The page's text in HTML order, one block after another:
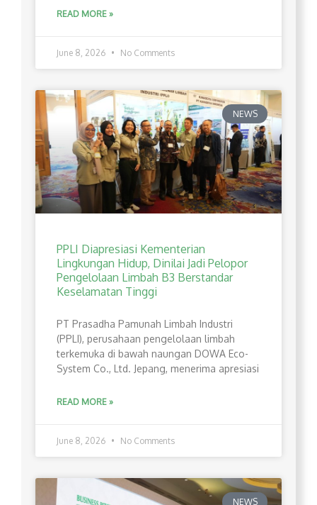
READ MORE »
June 8, 2026 No Comments
NEWS
PPLI Diapresiasi Kementerian
Lingkungan Hidup, Dinilai Jadi Pelopor
Pengelolaan Limbah B3 Berstandar
Keselamatan Tinggi
PT Prasadha Pamunah Limbah Industri
(PPLI), perusahaan pengelolaan limbah
terkemuka di bawah naungan DOWA Eco-
System Co., Ltd. Jepang, menerima apresiasi
READ MORE »
June 8, 2026 No Comments
NEWS